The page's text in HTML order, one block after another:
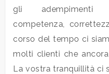
gli adempimenti
competenza,
corso del tempo ci
molti clienti che
La vostra tranquillità ci